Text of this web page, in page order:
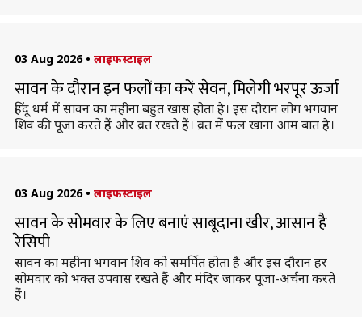
03 Aug 2026 • लाइफस्टाइल
सावन के दौरान इन फलों का करें सेवन, मिलेगी भरपूर ऊर्जा
हिंदू धर्म में सावन का महीना बहुत खास होता है। इस दौरान लोग भगवान
शिव की पूजा करते हैं और व्रत रखते हैं। व्रत में फल खाना आम बात है।
03 Aug 2026 • लाइफस्टाइल
सावन के सोमवार के लिए बनाएं साबूदाना खीर, आसान है
रेसिपी
सावन का महीना भगवान शिव को समर्पित होता है और इस दौरान हर
सोमवार को भक्त उपवास रखते हैं और मंदिर जाकर पूजा-अर्चना करते
हैं।